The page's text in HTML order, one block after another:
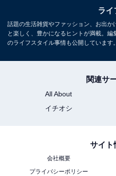
ライ
話題の生活雑貨やファッション、お出
と楽しく、豊かになるヒントが満載。
のライフスタイル事情も公開しています。
関連サ
All About
イチオシ
サイト
会社概要
プライバシーポリシー